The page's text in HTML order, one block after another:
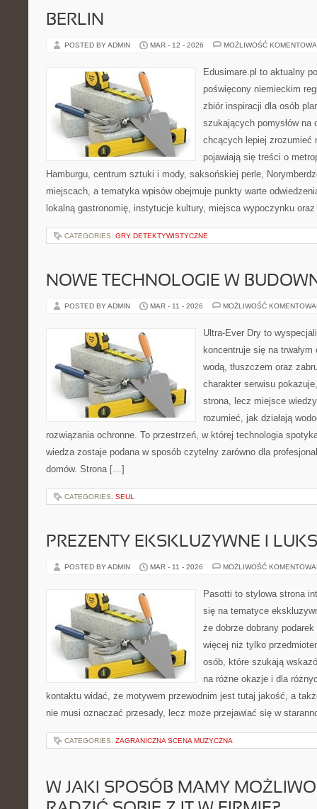
BERLIN
POSTED BY ADMIN MAR - 12 - 2026 MOŻLIWOŚĆ
Edusimare.pl to aktualny
poświęcony niemieckim
zbiór inspiracji dla osób
szukających pomysłów
chcących lepiej zrozumieć
pojawiają się treści o
Hamburgu, centrum sztuki i mody, saksońskiej perle,
miejscach, a tematyka wpisów obejmuje punkty warte
lokalną gastronomię, instytucje kultury, miejsca wypoczynku
CATEGORIES: GRY DETEKTYWISTYCZNE
NOWE TECHNOLOGIE W
POSTED BY ADMIN MAR - 11 - 2026 MOŻLIWOŚĆ
Ultra-Ever Dry to
koncentruje się na trwałym
wodą, tłuszczem oraz
charakter serwisu
strona, lecz miejsce
rozumieć, jak działają
rozwiązania ochronne. To przestrzeń, w której technologia
wiedza zostaje podana w sposób czytelny zarówno dla
domów. Strona […]
CATEGORIES: SEUL
PREZENTY EKSKLUZYWNE I
POSTED BY ADMIN MAR - 11 - 2026 MOŻLIWOŚĆ
Pasotti to stylowa strona
się na tematyce
że dobrze dobrany
więcej niż tylko
osób, które szukają
na różne okazje i dla
kontaktu widać, że motywem przewodnim jest tutaj jakość, a
nie musi oznaczać przesady, lecz może przejawiać się w
CATEGORIES: ZAGRANICZNA SCENA MUZYCZNA
W JAKI SPOSÓB MAMY